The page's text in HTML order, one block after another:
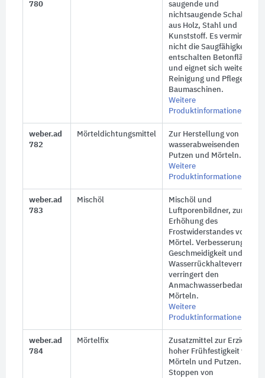
780
saugende und
nichtsaugende Schalungen
aus Holz, Stahl und
Kunststoff. Es vermindert
nicht die Saugfähigkeit der
entschalten Betonfläche
und eignet sich weiter zur
Reinigung und Pflege von
Baumaschinen.
Weitere
Produktinformationen
weber.ad
782
Mörteldichtungsmittel
Zur Herstellung von
wasserabweisenden
Putzen und Mörteln.
Weitere
Produktinformationen
weber.ad
783
Mischöl
Mischöl und
Luftporenbildner, zur
Erhöhung des
Frostwiderstandes von
Mörtel. Verbesserung der
Geschmeidigkeit und das
Wasserrückhaltevermögen,
verringert den
Anmachwasserbedarf von
Mörteln.
Weitere
Produktinformationen
weber.ad
784
Mörtelfix
Zusatzmittel zur Erzielung
hoher Frühfestigkeit von
Mörteln und Putzen. Zum
Stoppen von